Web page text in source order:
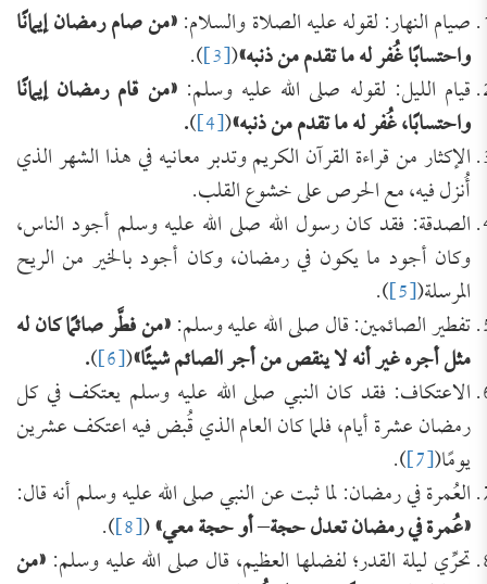
صيام النهار: لقوله عليه الصلاة والسلام:«من صام رمضان إيمانًا
واحتسابًا غُفر له ما تقدم من ذنبه»
(
[3]
).
قيام الليل: لقوله صلى الله عليه وسلم:«من قام رمضان إيمانًا
واحتسابًا، غُفر له ما تقدم من ذنبه»
(
[4]
)
.
الإكثار من قراءة القرآن الكريم وتدبر معانيه في هذا الشهر الذي
أُنزل فيه، مع الحرص على خشوع القلب.
الصدقة: فقد كان رسول الله صلى الله عليه وسلم أجود الناس،
وكان أجود ما يكون في رمضان، وكان أجود بالخير من الريح
المرسلة([5]
).
تفطير الصائمين: قال صلى الله عليه وسلم:«من فطَّر صائمًا كان له
مثل أجره غير أنه لا ينقص من أجر الصائم شيئًا»
(
[6]
)
.
الاعتكاف: فقد كان النبي صلى الله عليه وسلم يعتكف في كل
رمضان عشرة أيام، فلما كان العام الذي قُبض فيه اعتكف عشرين
يومًا([7]
).
العُمرة في رمضان: لما ثبت عن النبي صلى الله عليه وسلم أنه قال:
«عُمرة في رمضان تعدل حجة–أو حجة معي»
(
[8]
).
تحرِّي ليلة القدر؛ لفضلها العظيم، قال صلى الله عليه وسلم:«من